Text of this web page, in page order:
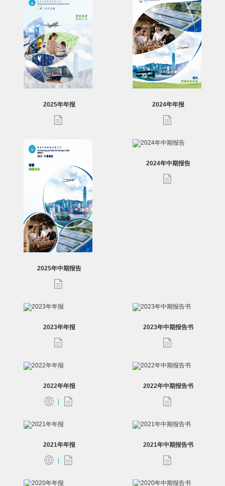
2025年年报 2024年年报
2025年中期报告
2024年中期报告
2023年年报 2023年中期报告书
2022年年报 2022年中期报告书
2021年年报 2021年中期报告书